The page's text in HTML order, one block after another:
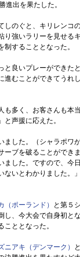
進出を果たした。
しのぐと、キリレンコ
り強いラリーを見せる
することとなった。
と良いプレーができた
進むことができてうれ
も多く、お客さんも本
声援に応えた。
した。（シャラポワが
ーブを破ることができ
ました。ですので、今
ないとわかりました。
（ポーランド）
と第５
し、今大会で自身初と
ととなった。
ニアキ（デンマーク）